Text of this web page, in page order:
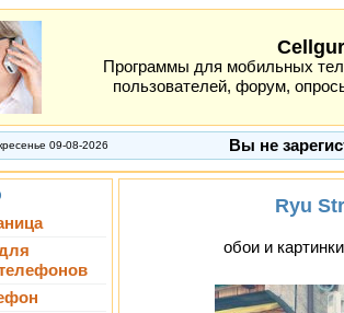
Программы для мобильных
пользователей, форум,
09-08-2026 Вы не
Ryu
обои и